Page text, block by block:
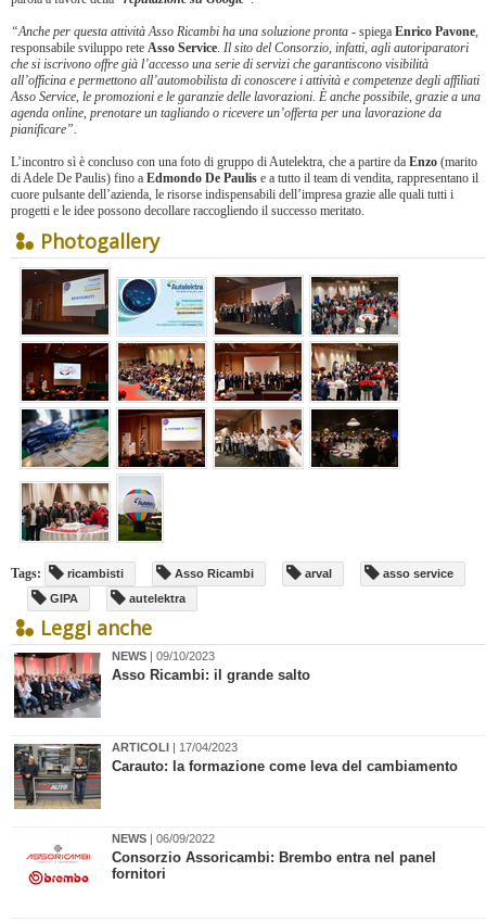
“Anche per questa attività Asso Ricambi ha una soluzione pronta - spiega Enrico Pavone,
responsabile sviluppo rete Asso Service. Il sito del Consorzio, infatti, agli autoriparatori
che si iscrivono offre già l’accesso una serie di servizi che garantiscono visibilità
all’officina e permettono all’automobilista di conoscere i attività e competenze degli affiliati
Asso Service, le promozioni e le garanzie delle lavorazioni. È anche possibile, grazie a una
agenda online, prenotare un tagliando o ricevere un’offerta per una lavorazione da
pianificare”.
L’incontro sì è concluso con una foto di gruppo di Autelektra, che a partire da Enzo (marito
di Adele De Paulis) fino a Edmondo De Paulis e a tutto il team di vendita, rappresentano il
cuore pulsante dell’azienda, le risorse indispensabili dell’impresa grazie alle quali tutti i
progetti e le idee possono decollare raccogliendo il successo meritato.
Photogallery
Tags: ricambisti Asso Ricambi arval
asso service
GIPA
autelektra
Leggi anche
NEWS | 09/10/2023
Asso Ricambi: il grande salto
ARTICOLI | 17/04/2023
Carauto: la formazione come leva del cambiamento
NEWS | 06/09/2022
Consorzio Assoricambi: Brembo entra nel panel
fornitori